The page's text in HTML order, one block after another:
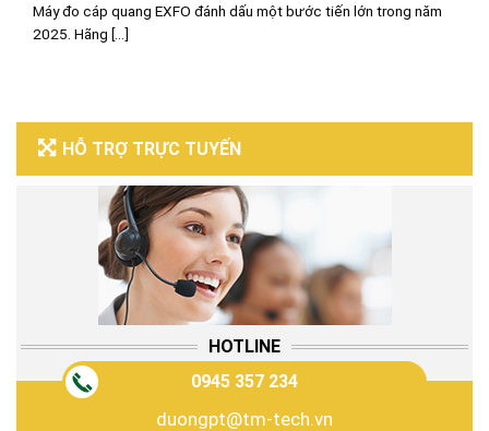
HỖ TRỢ TRỰC TUYẾN
HOTLINE
0945 357 234
duongpt@tm-tech.vn
Máy đo cáp quang EXFO đánh dấu một bước tiến lớn trong năm
2025. Hãng [...]